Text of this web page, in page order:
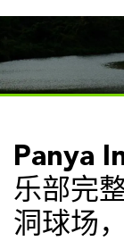
Panya
乐部完
洞球场